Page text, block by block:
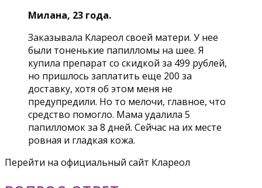
Милана, 23 года.
Заказывала Клареол своей матери. У нее
были тоненькие папилломы на шее. Я
купила препарат со скидкой за 499 рублей,
но пришлось заплатить еще 200 за
доставку, хотя об этом меня не
предупредили. Но то мелочи, главное, что
средство помогло. Мама удалила 5
папилломок за 8 дней. Сейчас на их месте
ровная и гладкая кожа.
Перейти на официальный сайт Клареол